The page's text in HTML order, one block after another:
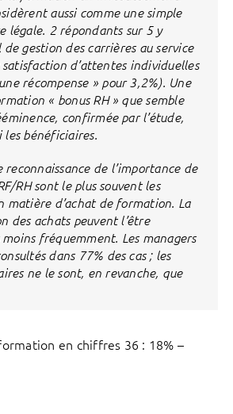
aussi comme une simple
légale. 2 répondants sur 5 y
gestion des carrières au service
satisfaction d’attentes individuelles
récompense » pour 3,2%). Une
« bonus RH » que semble
confirmée par l’étude,
bénéficiaires.
de l’importance de
RH sont le plus souvent les
matière d’achat de formation. La
des achats peuvent l’être
fréquemment. Les managers
dans 77% des cas ; les
ne le sont, en revanche, que
en chiffres 36 : 18% –